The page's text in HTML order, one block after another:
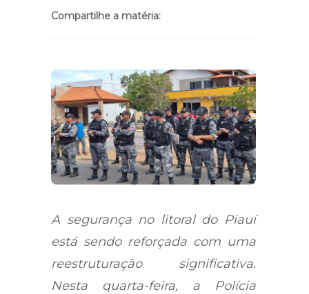
Compartilhe a matéria:
A segurança no litoral do Piauí
está sendo reforçada com uma
reestruturação significativa.
Nesta quarta-feira, a Polícia